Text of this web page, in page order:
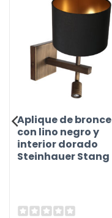
Aplique de bronce
con lino negro y
interior dorado
Steinhauer Stang